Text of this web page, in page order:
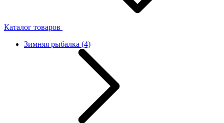
Каталог товаров
Зимняя рыбалка (4)